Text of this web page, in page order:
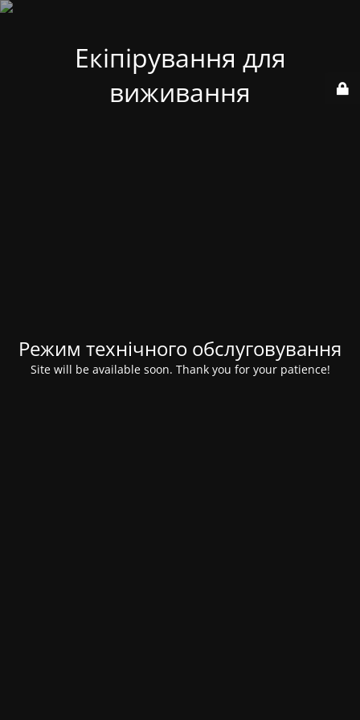
Екіпірування для
виживання
Режим технічного обслуговування
Site will be available soon. Thank you for your patience!